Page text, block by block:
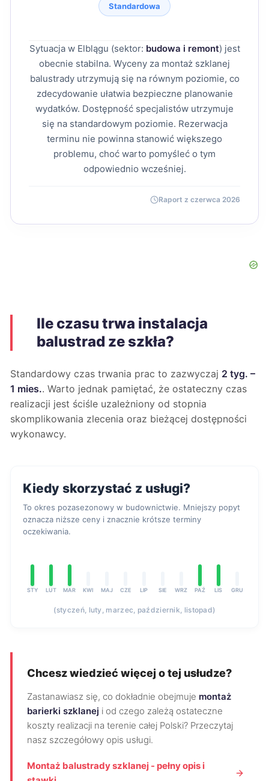
Standardowa
Sytuacja w Elblągu (sektor: budowa i remont) jest
obecnie stabilna. Wyceny za montaż szklanej
balustrady utrzymują się na równym poziomie, co
zdecydowanie ułatwia bezpieczne planowanie
wydatków. Dostępność specjalistów utrzymuje
się na standardowym poziomie. Rezerwacja
terminu nie powinna stanowić większego
problemu, choć warto pomyśleć o tym
odpowiednio wcześniej.
Raport z czerwca 2026
Ile czasu trwa instalacja
balustrad ze szkła?
Standardowy czas trwania prac to zazwyczaj 2 tyg. –
1 mies.. Warto jednak pamiętać, że ostateczny czas
realizacji jest ściśle uzależniony od stopnia
skomplikowania zlecenia oraz bieżącej dostępności
wykonawcy.
Kiedy skorzystać z usługi?
To okres pozasezonowy w budownictwie. Mniejszy popyt
oznacza niższe ceny i znacznie krótsze terminy
oczekiwania.
STY LUT MAR KWI MAJ CZE LIP SIE WRZ PAŹ LIS GRU
(styczeń, luty, marzec, październik, listopad)
Chcesz wiedzieć więcej o tej usłudze?
Zastanawiasz się, co dokładnie obejmuje montaż
barierki szklanej i od czego zależą ostateczne
koszty realizacji na terenie całej Polski? Przeczytaj
nasz szczegółowy opis usługi.
Montaż balustrady szklanej - pełny opis i